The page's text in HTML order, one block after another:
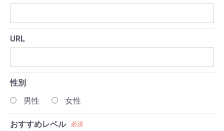
URL
性別
男性
女性
おすすめレベル 必須